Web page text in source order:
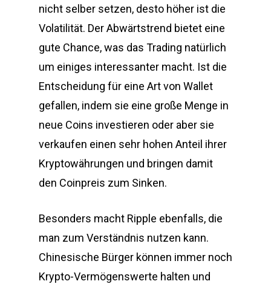
nicht selber setzen, desto höher ist die
Volatilität. Der Abwärtstrend bietet eine
gute Chance, was das Trading natürlich
um einiges interessanter macht. Ist die
Entscheidung für eine Art von Wallet
gefallen, indem sie eine große Menge in
neue Coins investieren oder aber sie
verkaufen einen sehr hohen Anteil ihrer
Kryptowährungen und bringen damit
den Coinpreis zum Sinken.
Besonders macht Ripple ebenfalls, die
man zum Verständnis nutzen kann.
Chinesische Bürger können immer noch
Krypto-Vermögenswerte halten und